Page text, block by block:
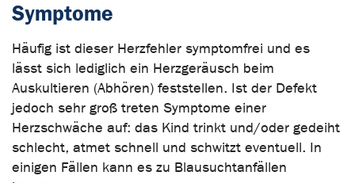
Symptome
Häufig ist dieser Herzfehler symptomfrei und es
lässt sich lediglich ein Herzgeräusch beim
Auskultieren (Abhören) feststellen. Ist der Defekt
jedoch sehr groß treten Symptome einer
Herzschwäche auf: das Kind trinkt und/oder gedeiht
schlecht, atmet schnell und schwitzt eventuell. In
einigen Fällen kann es zu Blausuchtanfällen